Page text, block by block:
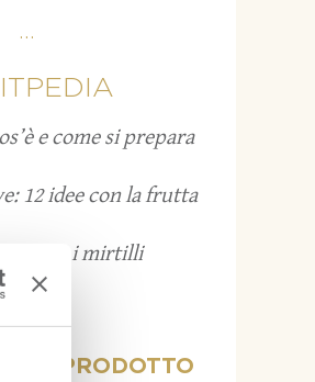
...
e come si prepara
12 idee con la frutta
i mirtilli
PRODOTTO